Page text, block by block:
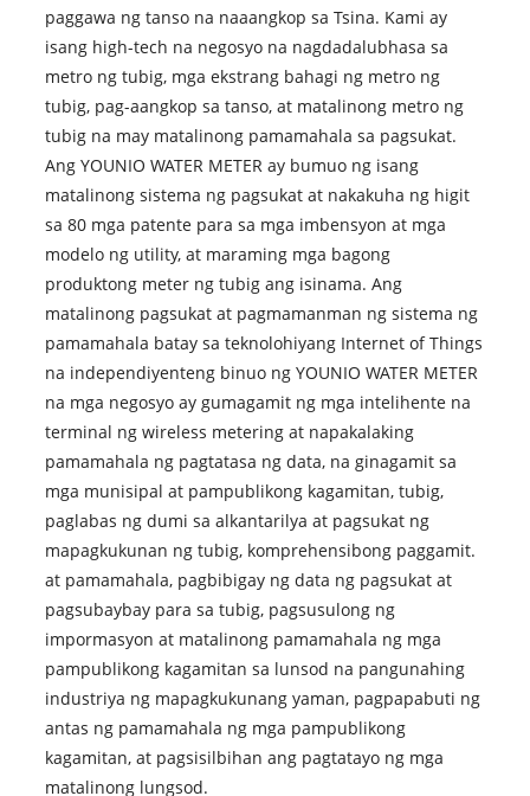
paggawa ng tanso na naaangkop sa Tsina. Kami ay
isang high-tech na negosyo na nagdadalubhasa sa
metro ng tubig, mga ekstrang bahagi ng metro ng
tubig, pag-aangkop sa tanso, at matalinong metro ng
tubig na may matalinong pamamahala sa pagsukat.
Ang YOUNIO WATER METER ay bumuo ng isang
matalinong sistema ng pagsukat at nakakuha ng higit
sa 80 mga patente para sa mga imbensyon at mga
modelo ng utility, at maraming mga bagong
produktong meter ng tubig ang isinama. Ang
matalinong pagsukat at pagmamanman ng sistema ng
pamamahala batay sa teknolohiyang Internet of Things
na independiyenteng binuo ng YOUNIO WATER METER
na mga negosyo ay gumagamit ng mga intelihente na
terminal ng wireless metering at napakalaking
pamamahala ng pagtatasa ng data, na ginagamit sa
mga munisipal at pampublikong kagamitan, tubig,
paglabas ng dumi sa alkantarilya at pagsukat ng
mapagkukunan ng tubig, komprehensibong paggamit.
at pamamahala, pagbibigay ng data ng pagsukat at
pagsubaybay para sa tubig, pagsusulong ng
impormasyon at matalinong pamamahala ng mga
pampublikong kagamitan sa lunsod na pangunahing
industriya ng mapagkukunang yaman, pagpapabuti ng
antas ng pamamahala ng mga pampublikong
kagamitan, at pagsisilbihan ang pagtatayo ng mga
matalinong lungsod.